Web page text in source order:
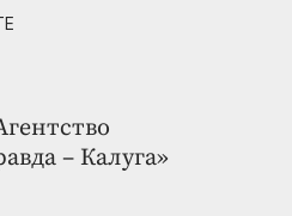
– Калуга»